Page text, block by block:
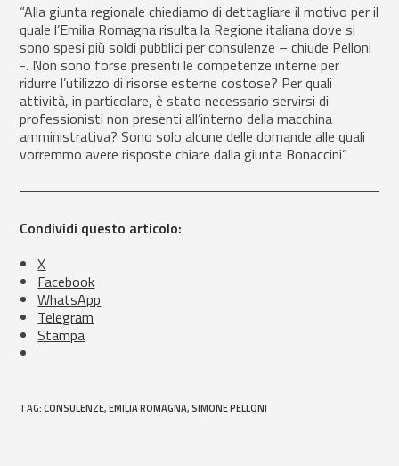
“Alla giunta regionale chiediamo di dettagliare il motivo per il
quale l’Emilia Romagna risulta la Regione italiana dove si
sono spesi più soldi pubblici per consulenze – chiude Pelloni
-. Non sono forse presenti le competenze interne per
ridurre l’utilizzo di risorse esterne costose? Per quali
attività, in particolare, è stato necessario servirsi di
professionisti non presenti all’interno della macchina
amministrativa? Sono solo alcune delle domande alle quali
vorremmo avere risposte chiare dalla giunta Bonaccini”.
Condividi questo articolo:
X
Facebook
WhatsApp
Telegram
Stampa
TAG:CONSULENZE, EMILIA ROMAGNA, SIMONE PELLONI